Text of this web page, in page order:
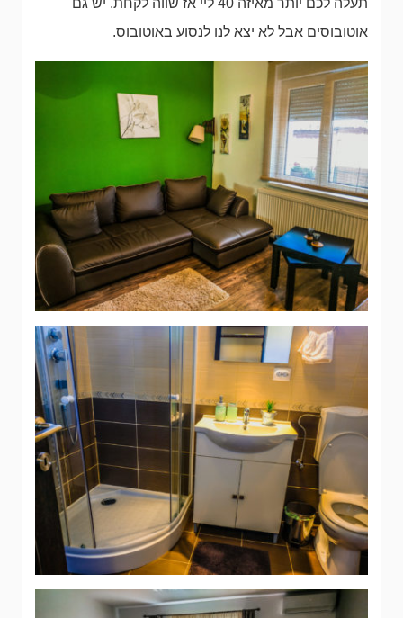
תעלה לכם יותר מאיזה 40 ליי אז שווה לקחת. יש גם
אוטובוסים אבל לא יצא לנו לנסוע באוטובוס.